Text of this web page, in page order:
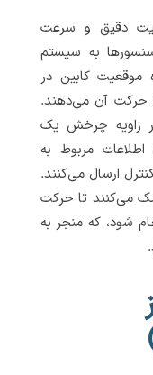
دقیق و سرعت
به سیستم
موقعیت کابین در
حرکت آن می‌دهند.
در زاویه چرخش یک
مربوط به
ارسال می‌کنند.
می‌کنند تا حرکت
شود، که منجر به